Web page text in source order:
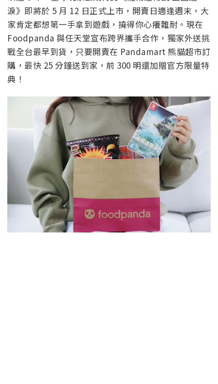
淚》即將於 5 月 12 日正式上市，開賣日適逢週末，大
家肯定都想第一手拿到遊戲，撓得你心癢難耐。現在
Foodpanda 與任天堂宣布跨界攜手合作，獨家外送挑
戰全台最早到貨，只要開賣在 Pandamart 熊貓超市訂
購，最快 25 分鐘送到家，前 300 明還加贈官方限量特
典！